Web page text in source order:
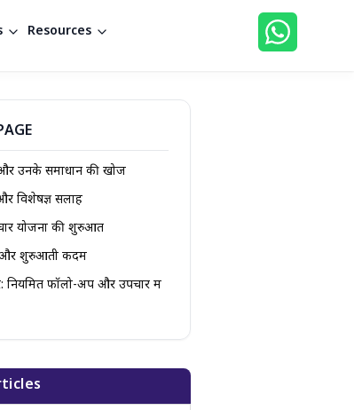
Resources
उनके समाधान की खोज
विशेषज्ञ सलाह
योजना की शुरुआत
और शुरुआती कदम
नियमित फॉलो-अप और उपचार में